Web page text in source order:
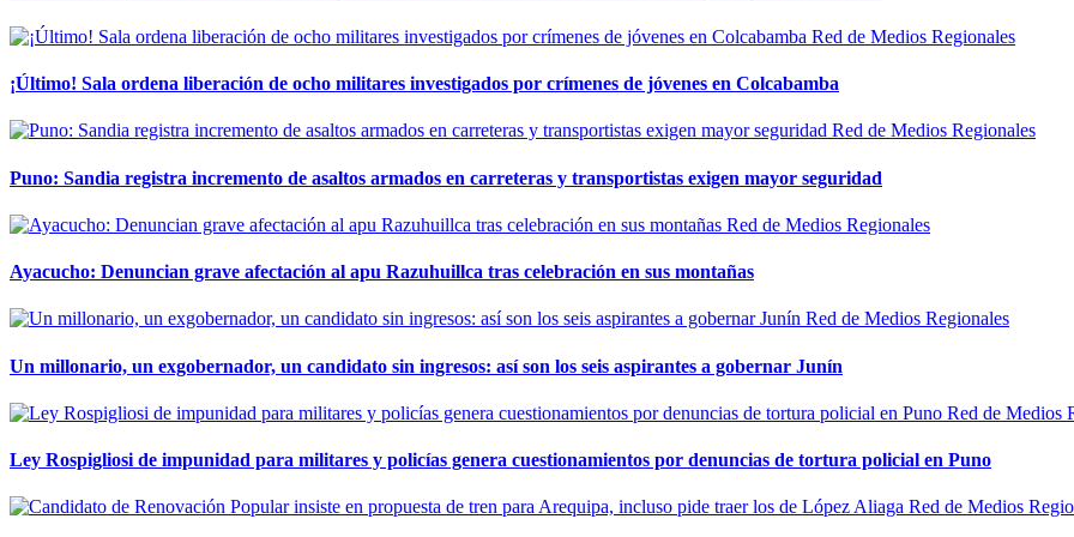
Red de Medios Regionales
¡Último! Sala ordena liberación de ocho militares investigados por crímenes de jóvenes en Colcabamba
Red de Medios Regionales
Puno: Sandia registra incremento de asaltos armados en carreteras y transportistas exigen mayor seguridad
Red de Medios Regionales
Ayacucho: Denuncian grave afectación al apu Razuhuillca tras celebración en sus montañas
Red de Medios Regionales
Un millonario, un exgobernador, un candidato sin ingresos: así son los seis aspirantes a gobernar Junín
Red de Medios
Ley Rospigliosi de impunidad para militares y policías genera cuestionamientos por denuncias de tortura policial en Puno
Red de Medios